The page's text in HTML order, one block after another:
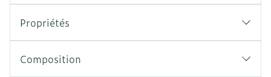
Propriétés
Composition